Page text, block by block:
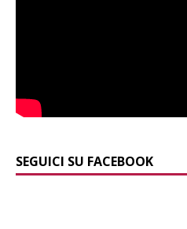
SEGUICI SU FACEBOOK